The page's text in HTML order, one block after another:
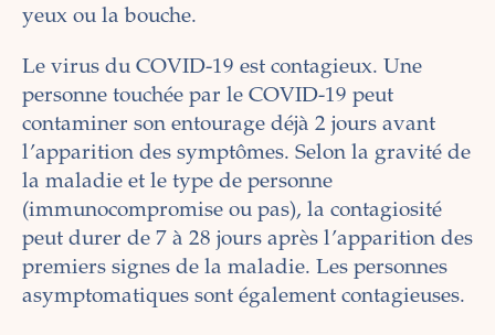
yeux ou la bouche.
Le virus du COVID-19 est contagieux. Une
personne touchée par le COVID-19 peut
contaminer son entourage déjà 2 jours avant
l’apparition des symptômes. Selon la gravité de
la maladie et le type de personne
(immunocompromise ou pas), la contagiosité
peut durer de 7 à 28 jours après l’apparition des
premiers signes de la maladie. Les personnes
asymptomatiques sont également contagieuses.